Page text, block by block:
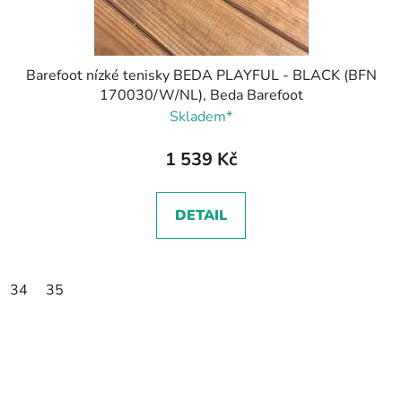
Barefoot nízké tenisky BEDA PLAYFUL - BLACK (BFN
170030/W/NL), Beda Barefoot
Skladem*
1 539 Kč
DETAIL
34 35